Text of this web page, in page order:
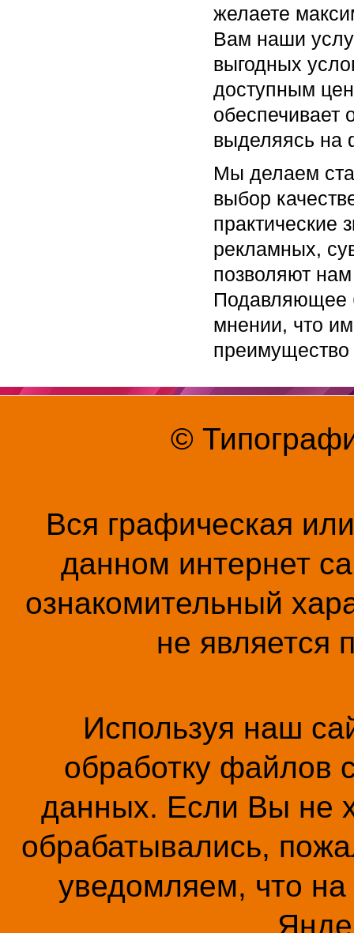
желаете
Вам наши
выгодных
доступным
обеспечивает
выделяясь на
Мы делаем
выбор
практические
рекламных,
позволяют
Подавляющее
мнении, что
©
Вся графическая
данном интернет
ознакомительный
не является
Используя наш
обработку файлов
данных. Если Вы не
обрабатывались,
уведомляем, что на